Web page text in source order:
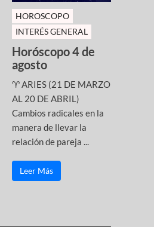
HOROSCOPO
INTERÉS GENERAL
Horóscopo 4 de
agosto
♈ ARIES (21 DE MARZO
AL 20 DE ABRIL)
Cambios radicales en la
manera de llevar la
relación de pareja ...
Leer Más